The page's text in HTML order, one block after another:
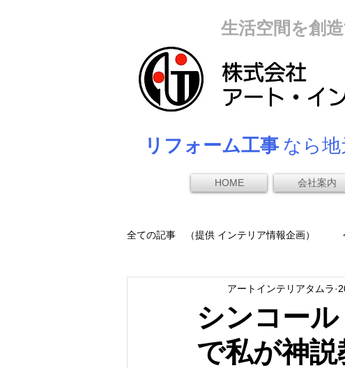
生活空間を創
リフォーム工事なら
HOME 会社案内
全ての記事 （提供 インテリア情報企画）
シンコー
で私が神説
アートインテリアタムラ